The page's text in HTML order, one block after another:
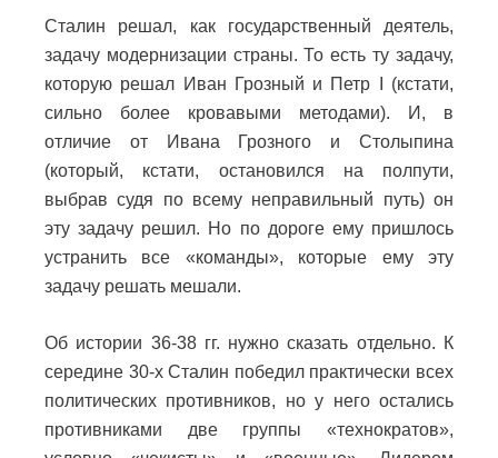
Сталин решал, как государственный деятель,
задачу модернизации страны. То есть ту задачу,
которую решал Иван Грозный и Петр I (кстати,
сильно более кровавыми методами). И, в
отличие от Ивана Грозного и Столыпина
(который, кстати, остановился на полпути,
выбрав судя по всему неправильный путь) он
эту задачу решил. Но по дороге ему пришлось
устранить все «команды», которые ему эту
задачу решать мешали.
Об истории 36-38 гг. нужно сказать отдельно. К
середине 30-х Сталин победил практически всех
политических противников, но у него остались
противниками две группы «технократов»,